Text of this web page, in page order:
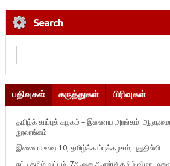
Search
பதிவுகள் கருத்துகள் பிரிவுகள்
தமிழ்க் காப்புக் கழகம் – இணைய அரங்கம்:
நூலரங்கம்
இணைய உரை 10, தமிழ்க்காப்புக்கழகம், புதுதில்லி
நட்பு தமிழ் வட்டம், 7ஆவது ஆண்டு தமிழ் விழா,